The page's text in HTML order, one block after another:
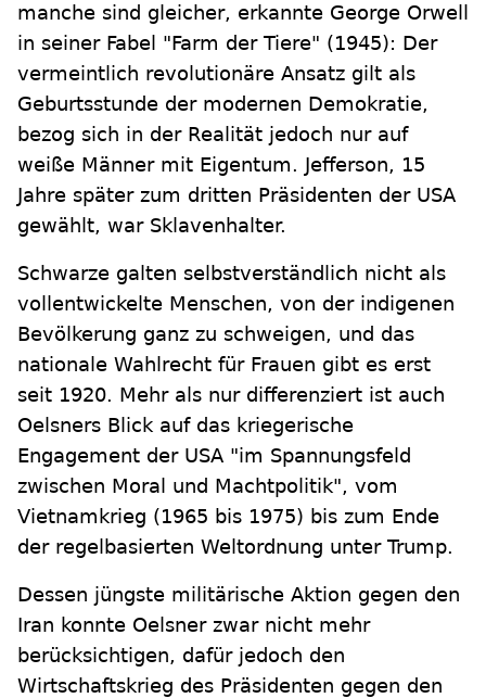
manche sind gleicher, erkannte George Orwell
in seiner Fabel "Farm der Tiere" (1945): Der
vermeintlich revolutionäre Ansatz gilt als
Geburtsstunde der modernen Demokratie,
bezog sich in der Realität jedoch nur auf
weiße Männer mit Eigentum. Jefferson, 15
Jahre später zum dritten Präsidenten der USA
gewählt, war Sklavenhalter.
Schwarze galten selbstverständlich nicht als
vollentwickelte Menschen, von der indigenen
Bevölkerung ganz zu schweigen, und das
nationale Wahlrecht für Frauen gibt es erst
seit 1920. Mehr als nur differenziert ist auch
Oelsners Blick auf das kriegerische
Engagement der USA "im Spannungsfeld
zwischen Moral und Machtpolitik", vom
Vietnamkrieg (1965 bis 1975) bis zum Ende
der regelbasierten Weltordnung unter Trump.
Dessen jüngste militärische Aktion gegen den
Iran konnte Oelsner zwar nicht mehr
berücksichtigen, dafür jedoch den
Wirtschaftskrieg des Präsidenten gegen den